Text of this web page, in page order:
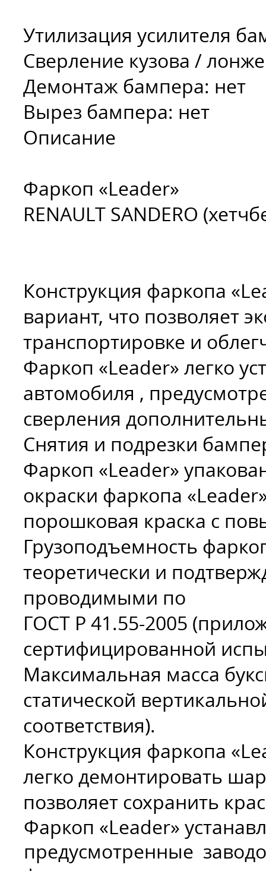
Утилизация усилителя
Сверление кузова /
Демонтаж бампера: нет
Вырез бампера: нет
Описание
Фаркоп «Leader»
RENAULT SANDERO
Конструкция фаркопа
вариант, что позволяет
транспортировке и
Фаркоп «Leader» легко
автомобиля ,
сверления
Снятия и подрезки
Фаркоп «Leader»
окраски фаркопа
порошковая краска с
Грузоподъемность
теоретически и
проводимыми по
ГОСТ Р 41.55-2005
сертифицированной
Максимальная масса
статической
соответствия).
Конструкция фаркопа
легко демонтировать
позволяет сохранить
Фаркоп «Leader»
предусмотренные